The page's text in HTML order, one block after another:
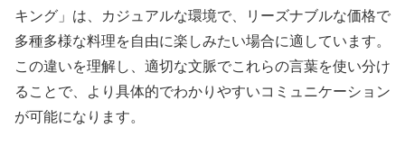
キング」は、カジュアルな環境で、リーズナブルな価格で
多種多様な料理を自由に楽しみたい場合に適しています。
この違いを理解し、適切な文脈でこれらの言葉を使い分け
ることで、より具体的でわかりやすいコミュニケーション
が可能になります。